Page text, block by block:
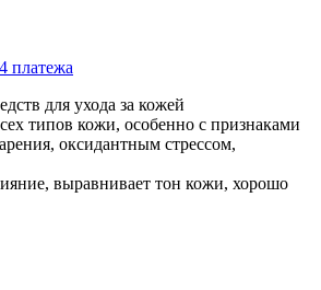
платежа
для ухода за кожей
типов кожи, особенно с признаками
оксидантным стрессом,
выравнивает тон кожи, хорошо